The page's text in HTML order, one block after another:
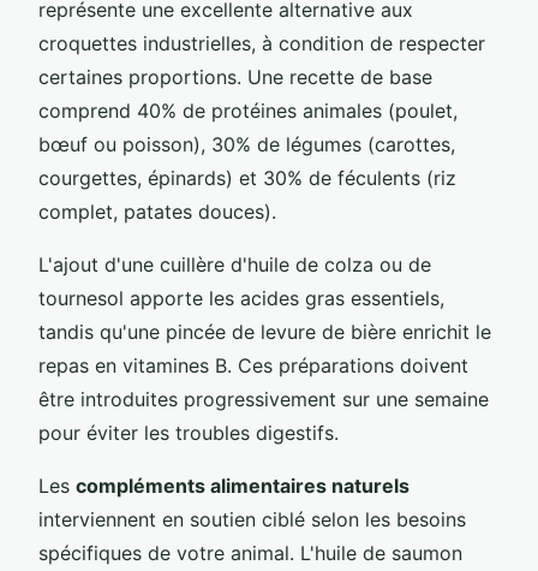
représente une excellente alternative aux
croquettes industrielles, à condition de respecter
certaines proportions. Une recette de base
comprend 40% de protéines animales (poulet,
bœuf ou poisson), 30% de légumes (carottes,
courgettes, épinards) et 30% de féculents (riz
complet, patates douces).
L'ajout d'une cuillère d'huile de colza ou de
tournesol apporte les acides gras essentiels,
tandis qu'une pincée de levure de bière enrichit le
repas en vitamines B. Ces préparations doivent
être introduites progressivement sur une semaine
pour éviter les troubles digestifs.
Les compléments alimentaires naturels
interviennent en soutien ciblé selon les besoins
spécifiques de votre animal. L'huile de saumon